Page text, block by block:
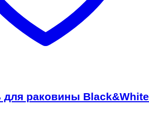
для раковины Black&White